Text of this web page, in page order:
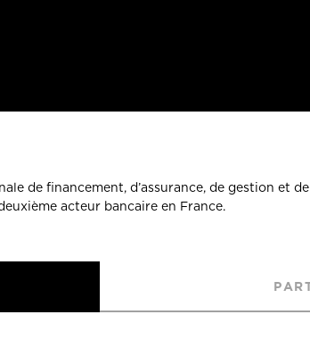
de financement, d’assurance, de gestion et
acteur bancaire en France.